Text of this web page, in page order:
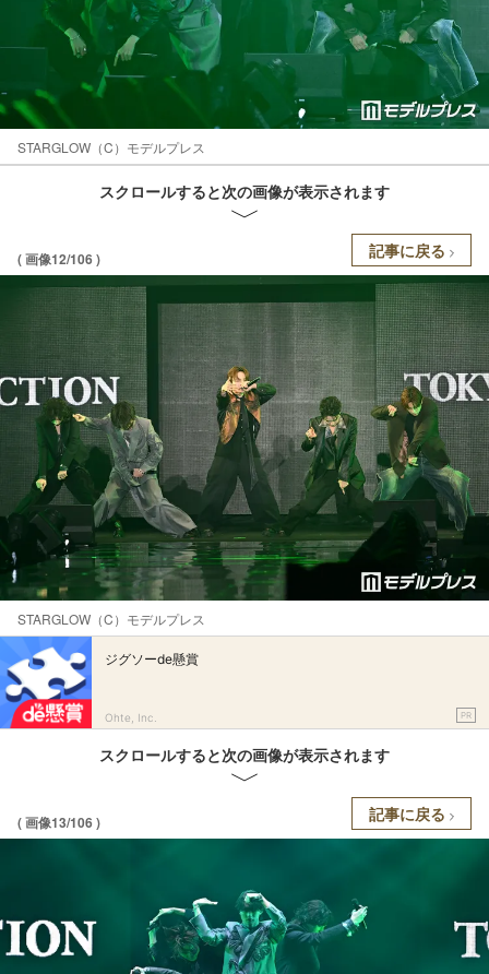
STARGLOW（C）モデルプレス
スクロールすると次の画像が表示されます
( 画像12/106 ) 記事に戻る
STARGLOW（C）モデルプレス
ジグソーde懸賞
Ohte, Inc. PR
スクロールすると次の画像が表示されます
( 画像13/106 ) 記事に戻る